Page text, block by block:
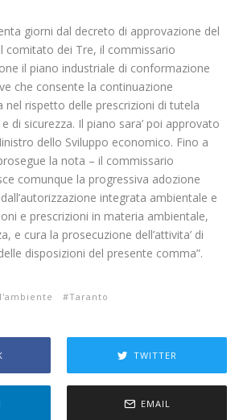
giorni dal decreto di approvazione del
comitato dei Tre, il commissario
il piano industriale di conformazione
che consente la continuazione
nel rispetto delle prescrizioni di tutela
di sicurezza. Il piano sara’ poi approvato
dello Sviluppo economico. Fino a
la nota – il commissario
comunque la progressiva adozione
integrata ambientale e
e prescrizioni in materia ambientale,
e cura la prosecuzione dell’attivita’ di
disposizioni del presente comma”.
Taranto
TWITTER
EMAIL